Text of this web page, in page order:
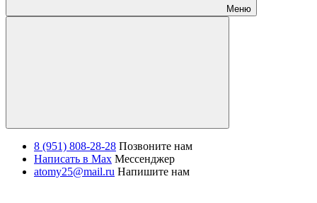
Меню
8 (951) 808-28-28 Позвоните нам
Написать в Max Мессенджер
atomy25@mail.ru Напишите нам